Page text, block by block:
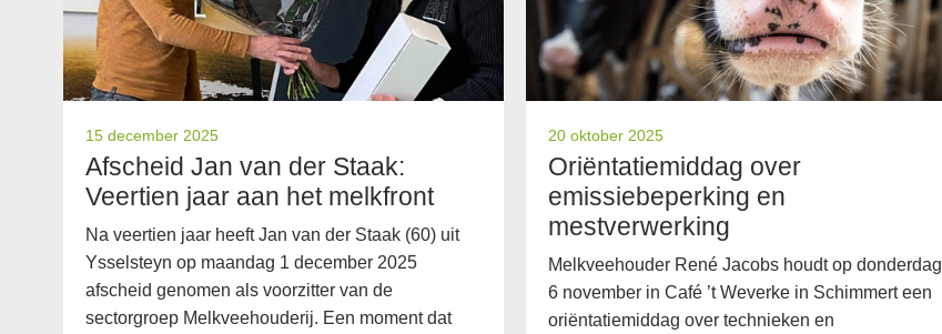
15 december 2025
Afscheid Jan van der Staak:
Veertien jaar aan het melkfront
Na veertien jaar heeft Jan van der Staak (60) uit
Ysselsteyn op maandag 1 december 2025
afscheid genomen als voorzitter van de
sectorgroep Melkveehouderij. Een moment dat
20 oktober 2025
Oriëntatiemiddag over
emissiebeperking en
mestverwerking
Melkveehouder René Jacobs houdt op donderdag
6 november in Café ’t Weverke in Schimmert een
oriëntatiemiddag over technieken en